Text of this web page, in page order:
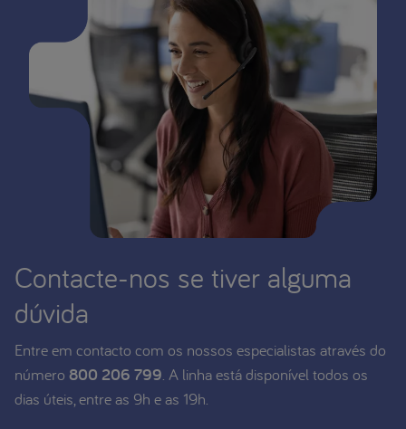
Contacte-nos se tiver alguma
dúvida
Entre em contacto com os nossos especialistas através do
número 800 206 799. A linha está disponível todos os
dias úteis, entre as 9h e as 19h.